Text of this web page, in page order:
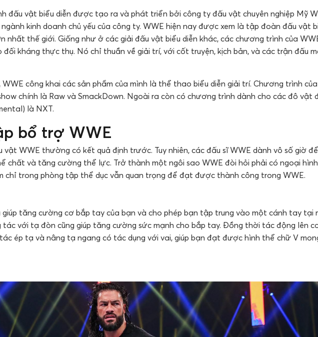
đấu vật biểu diễn được tạo ra và phát triển bởi công ty đấu vật chuyên nghiệp Mỹ
kinh doanh chủ yếu của công ty. WWE hiện nay được xem là tập đoàn đấu vật
nhất thế giới. Giống như ở các giải đấu vật biểu diễn khác, các chương trình của
kháng thực thụ. Nó chỉ thuần về giải trí, với cốt truyện, kịch bản, và các trận đấu
WWE công khai các sản phẩm của mình là thể thao biểu diễn giải trí. Chương trình của
chính là Raw và SmackDown. Ngoài ra còn có chương trình dành cho các đô vật
là NXT.
bổ trợ WWE
vật WWE thường có kết quả định trước. Tuy nhiên, các đấu sĩ WWE dành vô số giờ
chất và tăng cường thể lực. Trở thành một ngôi sao WWE đòi hỏi phải có ngoại
chỉ trong phòng tập thể dục vẫn quan trọng để đạt được thành công trong WWE.
tăng cường cơ bắp tay của bạn và cho phép bạn tập trung vào một cánh tay tại
tác với tạ đòn cũng giúp tăng cường sức mạnh cho bắp tay. Đồng thời tác động lên
ép tạ và nâng tạ ngang có tác dụng với vai, giúp bạn đạt được hình thể chữ V